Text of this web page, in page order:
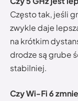
Często tak, jeśli
zwykle daje
na krótkim
drodze są grube
stabilniej.
Czy Wi-Fi 6